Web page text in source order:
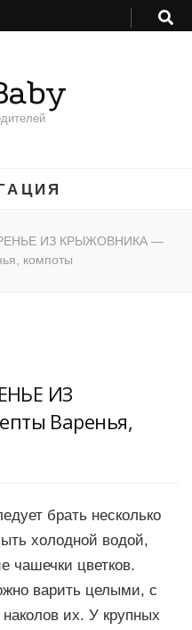
ИЗ КРЫЖОВНИКА —
компоты
ИЗ
Варенья,
брать несколько
холодной водой,
чашечки цветков.
варить целыми, с
их. У крупных